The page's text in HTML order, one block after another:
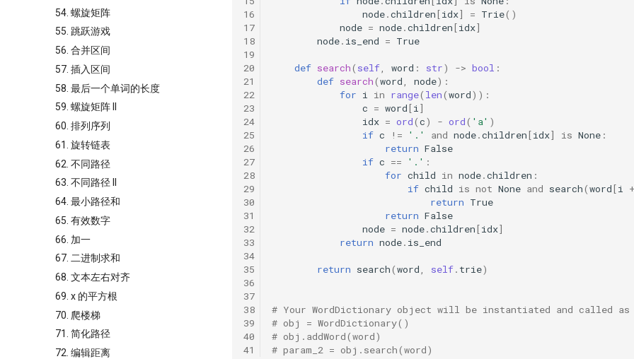
54. 螺旋矩阵
55. 跳跃游戏
56. 合并区间
57. 插入区间
58. 最后一个单词的长度
59. 螺旋矩阵 II
60. 排列序列
61. 旋转链表
62. 不同路径
63. 不同路径 II
64. 最小路径和
65. 有效数字
66. 加一
67. 二进制求和
68. 文本左右对齐
69. x 的平方根
70. 爬楼梯
71. 简化路径
72. 编辑距离
16
17
18
19
20
21
22
23
24
25
26
27
28
29
30
31
32
33
34
35
36
37
38
39
40
41
node.children[idx] = Trie()
node = node.children[idx]
node. is_end = True
def search( self, word : str) -> bool :
def search(word, node):
for i in range( len(word)):
c = word[i]
idx = ord(c) - ord( 'a' )
if c != '.' and node.children[idx] is None :
return False
if c == '.' :
for child in node.children :
if child is not None and search(word[i +
return True
return False
node = node.children[idx]
return node. is_end
return search(word, self. trie)
# Your WordDictionary object will be instantiated and called as
# obj = WordDictionary()
# obj.addWord(word)
# param_2 = obj.search(word)